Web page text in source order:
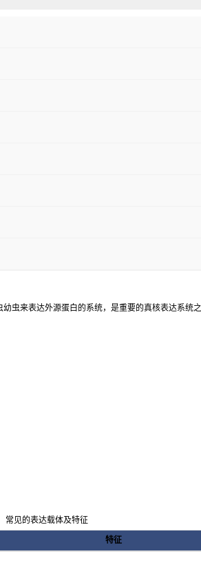
虫来表达外源蛋白的系统，是重要的真核表达系统
常见的表达载体及特征
特征